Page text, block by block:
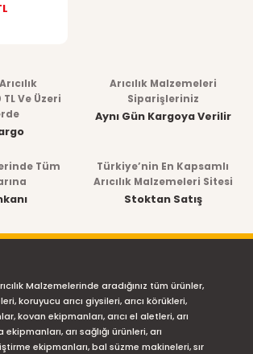
Ve Üzeri
Arıcılık Malzemeleri
Siparişleriniz
Aynı Gün Kargoya Verilir
Tüm
Türkiye’nin En Kapsamlı
Arıcılık Malzemeleri Sitesi
Stoktan Satış
Malzemelerinde aradığınız tüm ürünler,
koruyucu arıcı giysileri, arıcı körükleri,
kovan ekipmanları, arıcı el aletleri, arı
arı sağlığı ürünleri, arı
ekipmanları, bal süzme makineleri, sır